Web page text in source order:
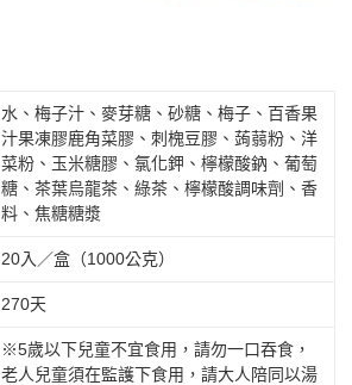
水、梅子汁、麥芽糖、砂糖、梅子、百香果
汁果凍膠鹿角菜膠、刺槐豆膠、蒟蒻粉、洋
菜粉、玉米糖膠、氯化鉀、檸檬酸鈉、葡萄
糖、茶葉烏龍茶、綠茶、檸檬酸調味劑、香
料、焦糖糖漿
20入／盒（1000公克）
270天
※5歲以下兒童不宜食用，請勿一口吞食，
老人兒童須在監護下食用，請大人陪同以湯